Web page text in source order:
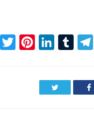
EmailTwitter